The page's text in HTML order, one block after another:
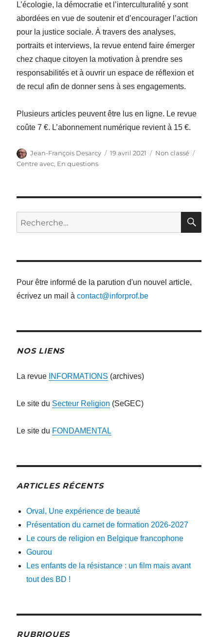
L’écologie, la démocratie et l’interculturalité y sont
abordées en vue de soutenir et d’encourager l’action
pour la justice sociale. À travers des analyses,
portraits et interviews, la revue entend faire émerger
chez chaque citoyen la motivation à prendre ses
responsabilités et à ouvrir un espace de réflexion et
de recul afin de donner sens à ses engagements.
Plusieurs articles peuvent être lus en ligne. Le revue
coûte 7 €. L’abonnement numérique revient à 15 €.
Auteur
Jean-François Desarcy
Publié
19 avril 2021 Catégories
Non classé
Centre avec, En questions
Recherche
pour
Pour être informé de la parution d'un nouvel article,
écrivez un mail àcontact@inforprof.be
NOS LIENS
La revue INFORMATIONS (archives)
Le site du Secteur Religion (SeGEC)
Le site du FONDAMENTAL
ARTICLES RÉCENTS
Orval, Une expérience de beauté
Présentation du carnet de formation 2026-2027
Le cours de religion en Belgique francophone
Gourou
Les enfants de la résistance : un film mais avant
tout des BD !
RUBRIQUES